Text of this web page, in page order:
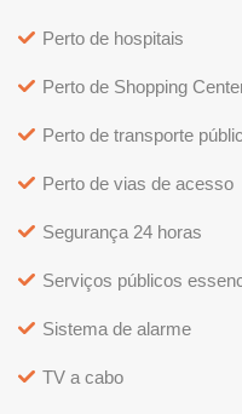
Perto de hospitais
Perto de Shopping
Perto de transporte
Perto de vias de acesso
Segurança 24 horas
Serviços públicos
Sistema de alarme
TV a cabo